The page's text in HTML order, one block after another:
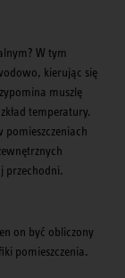
W tym
kierując się
muszlę
temperatury.
pomieszczeniach
przechodni.
on być obliczony
pomieszczenia.